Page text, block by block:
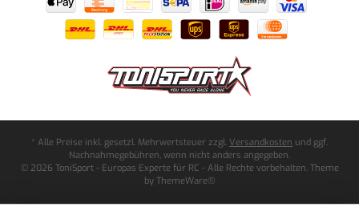
* Alle Preise inkl. gesetzl. Mehrwertsteuer zzgl. Versandkosten und ggf.
Nachnahmegebühren, wenn nicht anders angegeben.
© 2026 ToniSport - Europas Experte für RC - Alle Rechte vorbehalten. Theme
by ThemeWare®